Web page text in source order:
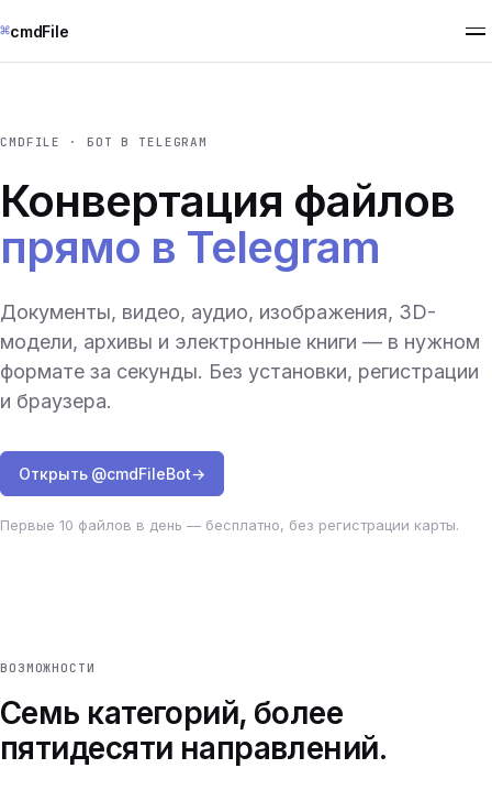
⌘cmdFile
CMDFILE · БОТ В TELEGRAM
Конвертация файлов
прямо в Telegram
Документы, видео, аудио, изображения, 3D-
модели, архивы и электронные книги — в нужном
формате за секунды. Без установки, регистрации
и браузера.
Открыть @cmdFileBot→
Первые 10 файлов в день — бесплатно, без регистрации карты.
ВОЗМОЖНОСТИ
Семь категорий, более
пятидесяти направлений.